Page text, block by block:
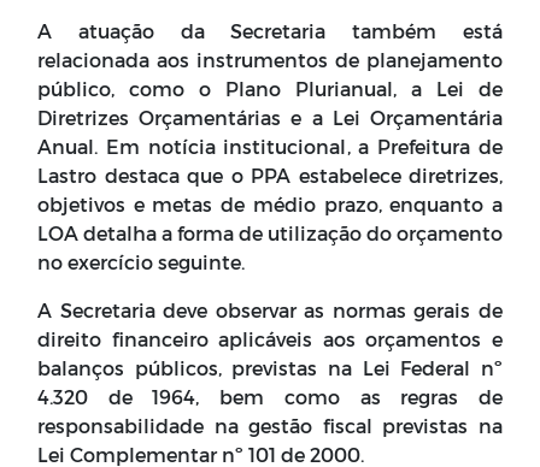
A atuação da Secretaria também está
relacionada aos instrumentos de planejamento
público, como o Plano Plurianual, a Lei de
Diretrizes Orçamentárias e a Lei Orçamentária
Anual. Em notícia institucional, a Prefeitura de
Lastro destaca que o PPA estabelece diretrizes,
objetivos e metas de médio prazo, enquanto a
LOA detalha a forma de utilização do orçamento
no exercício seguinte.
A Secretaria deve observar as normas gerais de
direito financeiro aplicáveis aos orçamentos e
balanços públicos, previstas na Lei Federal nº
4.320 de 1964, bem como as regras de
responsabilidade na gestão fiscal previstas na
Lei Complementar nº 101 de 2000.